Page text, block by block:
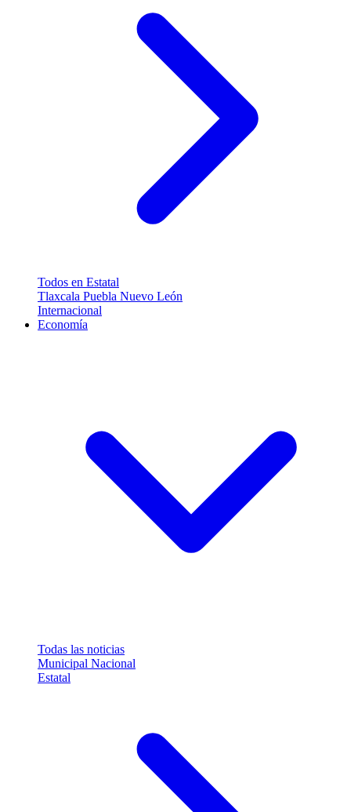
Todos en Estatal
Tlaxcala Puebla Nuevo León
Internacional
Economía
Todas las noticias
Municipal Nacional
Estatal